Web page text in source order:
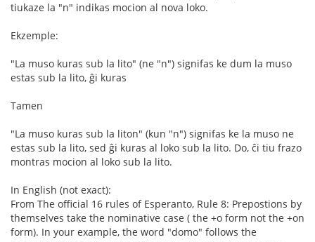
tiukaze la "n" indikas mocion al nova loko.
Ekzemple:
"La muso kuras sub la lito" (ne "n") signifas ke dum la muso
estas sub la lito, ĝi kuras
Tamen
"La muso kuras sub la liton" (kun "n") signifas ke la muso ne
estas sub la lito, sed ĝi kuras al loko sub la lito. Do, ĉi tiu frazo
montras mocion al loko sub la lito.
In English (not exact):
From The official 16 rules of Esperanto, Rule 8: Prepostions by
themselves take the nominative case ( the +o form not the +on
form). In your example, the word "domo" follows the